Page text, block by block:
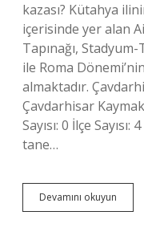
kazası? Kütahya
içerisinde yer alan
Tapınağı,
ile Roma
almaktadır.
Çavdarhisar
Sayısı: 0 İlçe Sayısı:
tane…
Devamını okuyun
Hangi